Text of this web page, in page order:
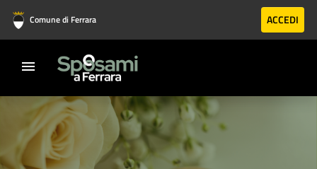
Vai al contenuto principale
Vai al footer
Comune di Ferrara ACCEDI